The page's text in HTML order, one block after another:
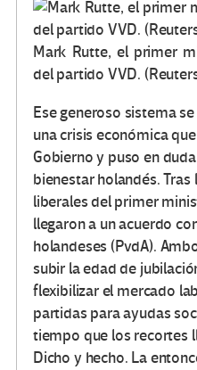
Mark Rutte, el primer
del partido VVD.
Ese generoso sistema
una crisis económica
Gobierno y puso en
bienestar holandés. Tras
liberales del primer
llegaron a un acuerdo
holandeses (PvdA).
subir la edad de
flexibilizar el mercado
partidas para ayudas
tiempo que los recortes
Dicho y hecho. La